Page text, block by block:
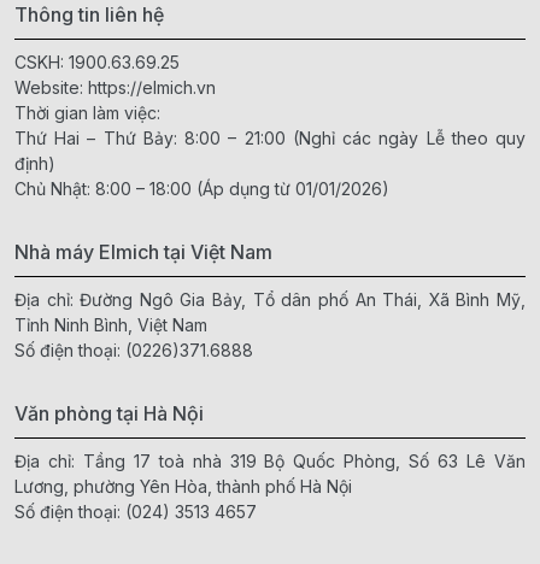
Thông tin liên hệ
CSKH: 1900.63.69.25
Website: https://elmich.vn
Thời gian làm việc:
Thứ Hai – Thứ Bảy: 8:00 – 21:00 (Nghỉ các ngày Lễ theo quy
định)
Chủ Nhật: 8:00 – 18:00 (Áp dụng từ 01/01/2026)
Nhà máy Elmich tại Việt Nam
Địa chỉ: Đường Ngô Gia Bảy, Tổ dân phố An Thái, Xã Bình Mỹ,
Tỉnh Ninh Bình, Việt Nam
Số điện thoại: (0226)371.6888
Văn phòng tại Hà Nội
Địa chỉ: Tầng 17 toà nhà 319 Bộ Quốc Phòng, Số 63 Lê Văn
Lương, phường Yên Hòa, thành phố Hà Nội
Số điện thoại: (024) 3513 4657